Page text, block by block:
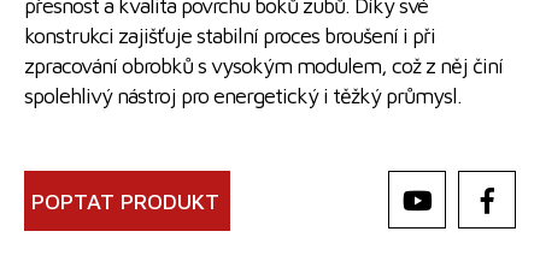
přesnost a kvalita povrchu boků zubů. Díky své
konstrukci zajišťuje stabilní proces broušení i při
zpracování obrobků s vysokým modulem, což z něj činí
spolehlivý nástroj pro energetický i těžký průmysl.
POPTAT PRODUKT